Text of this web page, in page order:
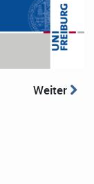
Weiter